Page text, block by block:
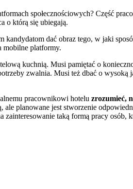
społecznościowych? Część
o którą się ubiegają.
dać obraz tego, w jaki
mobilne platformy.
kuchnią. Musi pamiętać o
zwalnia. Musi też dbać o
pracownikowi hotelu zrozumieć,
planowane jest stworzenie
zainteresowanie taką formą pracy